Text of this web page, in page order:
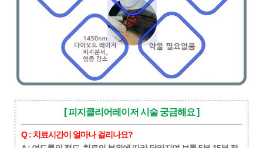
[ 피지클리어레이저 시술 궁금해요 ]
Q : 치료시간이 얼마나 걸리나요?